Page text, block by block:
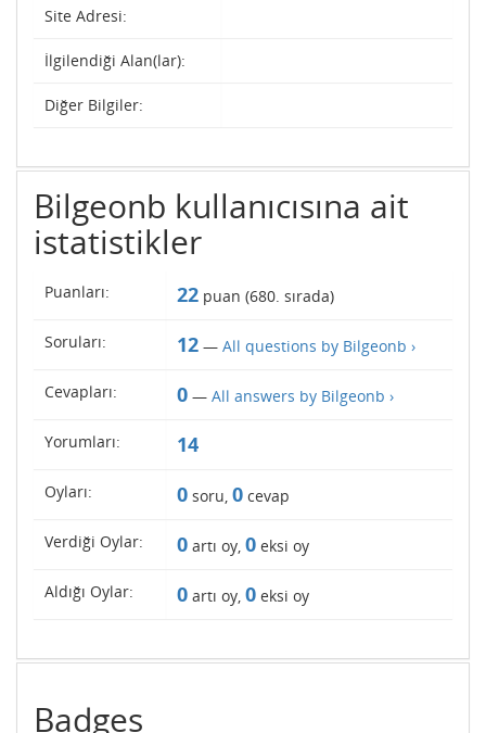
Site Adresi:
İlgilendiği Alan(lar):
Diğer Bilgiler:
Bilgeonb kullanıcısına ait
istatistikler
Puanları: 22 puan (680. sırada)
Soruları: 12 — All questions by Bilgeonb ›
Cevapları: 0 — All answers by Bilgeonb ›
Yorumları: 14
Oyları: 0 soru, 0 cevap
Verdiği Oylar: 0 artı oy, 0 eksi oy
Aldığı Oylar: 0 artı oy, 0 eksi oy
Badges